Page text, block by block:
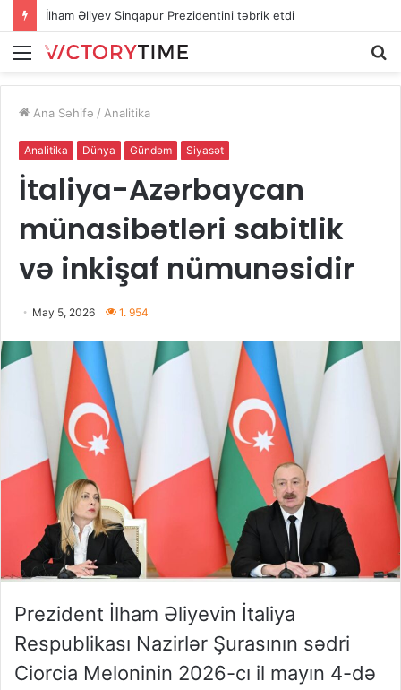
İlham Əliyev Sinqapur Prezidentini təbrik etdi
Menu
Ana Səhifə / Analitika
Analitika Dünya Gündəm Siyasət
İtaliya-Azərbaycan
münasibətləri sabitlik
və inkişaf nümunəsidir
May 5, 2026 1. 954
Prezident İlham Əliyevin İtaliya
Respublikası Nazirlər Şurasının sədri
Ciorcia Meloninin 2026-cı il mayın 4-də